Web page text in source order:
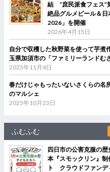
結 “庶民派食フェス”
絶品グルメビール＆日
2026」を開催
2026年4月15日
自分で収穫した秋野菜を使って芋
玉県加須市の「ファミリーランドむ
2025年11月4日
春だけじゃもったいないさくらの名
のマルシェ
2025年10月23日
ふむふむ
四日市の公害克服の
本『スモックリン』制
ト クラウドファンデ